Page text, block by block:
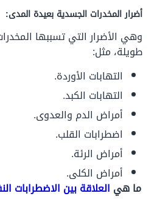
أضرار المخدرات الجسدية بعيدة المدى:
وهي الأضرار التي تسببها
طويلة، مثل:
التهابات الأوردة.
التهابات الكبد.
أمراض الدم والعدوى.
اضطرابات القلب.
أمراض الرئة.
أمراض الكلى.
ما هي العلاقة بين الاضطرابات